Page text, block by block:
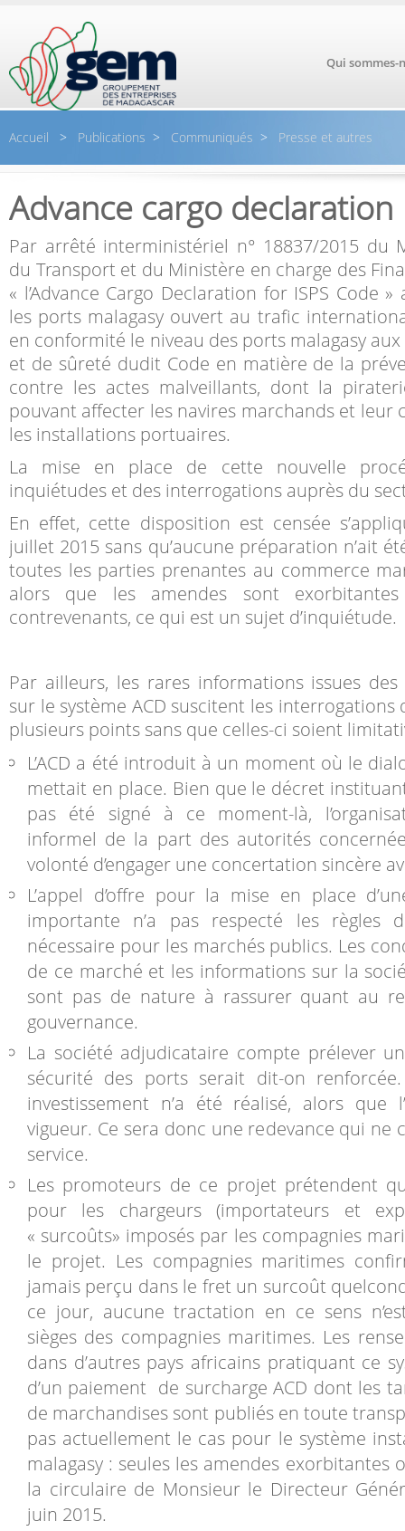
Qui sommes-
Accueil > Publications > Communiqués > Presse et autres
Advance cargo declaration
Par arrêté interministériel n° 18837/2015 du
du Transport et du Ministère en charge des
« l’Advance Cargo Declaration for ISPS Code
les ports malagasy ouvert au trafic
en conformité le niveau des ports malagasy
et de sûreté dudit Code en matière de la
contre les actes malveillants, dont la
pouvant affecter les navires marchands et leur
les installations portuaires.
La mise en place de cette nouvelle
inquiétudes et des interrogations auprès du
En effet, cette disposition est censée
juillet 2015 sans qu’aucune préparation n’ait
toutes les parties prenantes au commerce
alors que les amendes sont
contrevenants, ce qui est un sujet d’inquiétude.
Par ailleurs, les rares informations issues
sur le système ACD suscitent les
plusieurs points sans que celles-ci soient
L’ACD a été introduit à un moment où le
mettait en place. Bien que le décret
pas été signé à ce moment-là,
informel de la part des autorités
volonté d’engager une concertation sincère
L’appel d’offre pour la mise en place
importante n’a pas respecté les règles
nécessaire pour les marchés publics. Les
de ce marché et les informations sur la
sont pas de nature à rassurer quant au
gouvernance.
La société adjudicataire compte prélever
sécurité des ports serait dit-on
investissement n’a été réalisé, alors que
vigueur. Ce sera donc une redevance qui ne
service.
Les promoteurs de ce projet prétendent
pour les chargeurs (importateurs et
« surcoûts» imposés par les compagnies
le projet. Les compagnies maritimes
jamais perçu dans le fret un surcoût
ce jour, aucune tractation en ce sens
sièges des compagnies maritimes. Les
dans d’autres pays africains pratiquant ce
d’un paiement de surcharge ACD dont les
de marchandises sont publiés en toute
pas actuellement le cas pour le système
malagasy : seules les amendes exorbitantes
la circulaire de Monsieur le Directeur
juin 2015.